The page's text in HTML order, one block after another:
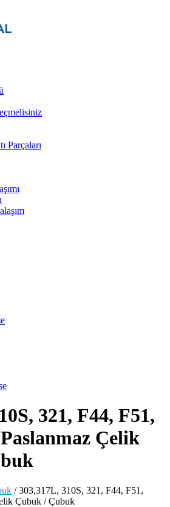
Parçaları
321, F44, F51,
Çelik
/303,317L, 310S, 321, F44, F51,
Çubuk / Çubuk